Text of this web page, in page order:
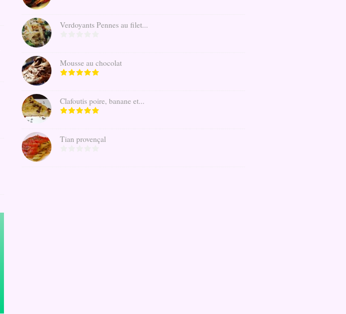
Verdoyants Pennes au filet...
Mousse au chocolat
Clafoutis poire, banane et...
Tian provençal